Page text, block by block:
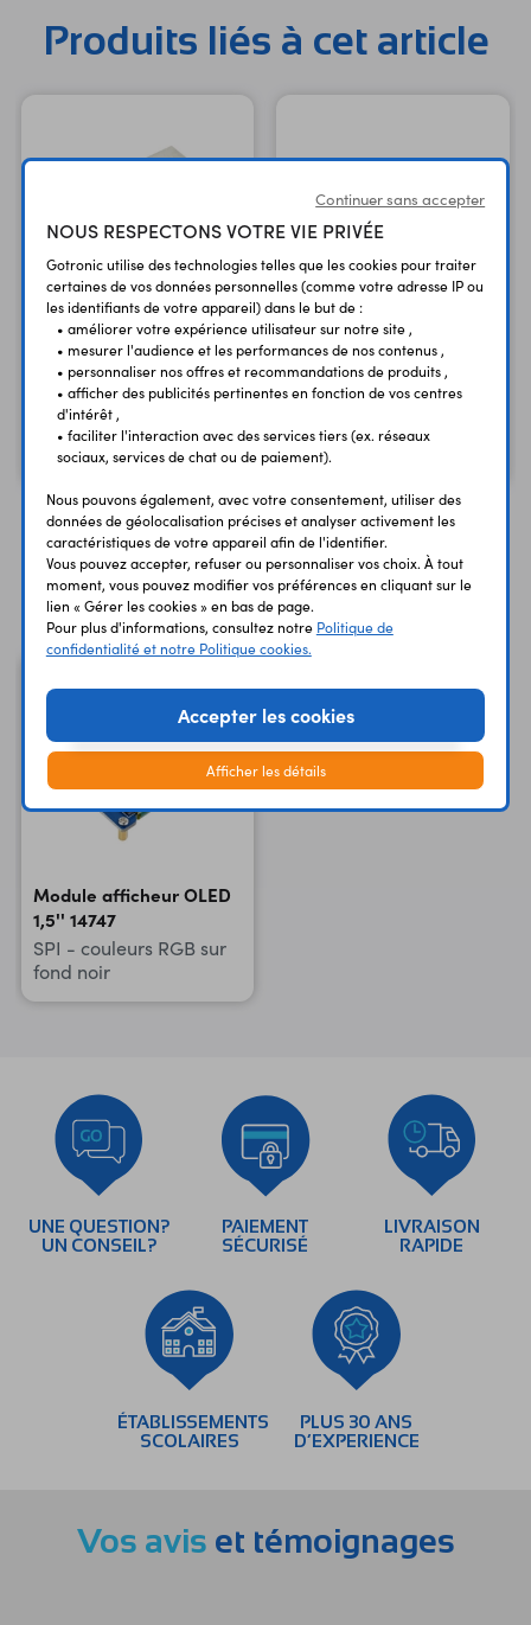
Produits liés à cet article
Carte Raspberry Pi 4 B -
2 GB
Version 2 GB
69,90 € TTC
58,25 € HT Code : 36437
Pack de 10 câbles de
connexion M/M BBJ8
1,90 € TTC
1,58 €
Vous avez déja consulté
Module afficheur OLED
1,5'' 14747
SPI - couleurs RGB sur
fond noir
UNE QUESTION?
UN CONSEIL?
PAIEMENT
SÉCURISÉ
LIVRAISON
RAPIDE
ÉTABLISSEMENTS
SCOLAIRES
PLUS 30 ANS
D’EXPERIENCE
Vos avis et témoignages
Continuer sans accepter
NOUS RESPECTONS VOTRE VIE PRIVÉE
Gotronic utilise des technologies telles que les cookies pour traiter
certaines de vos données personnelles (comme votre adresse IP ou
les identifiants de votre appareil) dans le but de :
• améliorer votre expérience utilisateur sur notre site ,
• mesurer l'audience et les performances de nos contenus ,
• personnaliser nos offres et recommandations de produits ,
• afficher des publicités pertinentes en fonction de vos centres
d'intérêt ,
• faciliter l'interaction avec des services tiers (ex. réseaux
sociaux, services de chat ou de paiement).
Nous pouvons également, avec votre consentement, utiliser des
données de géolocalisation précises et analyser activement les
caractéristiques de votre appareil afin de l'identifier.
Vous pouvez accepter, refuser ou personnaliser vos choix. À tout
moment, vous pouvez modifier vos préférences en cliquant sur le
lien « Gérer les cookies » en bas de page.
Pour plus d'informations, consultez notre Politique de
confidentialité et notre Politique cookies.
Accepter les cookies
Afficher les détails